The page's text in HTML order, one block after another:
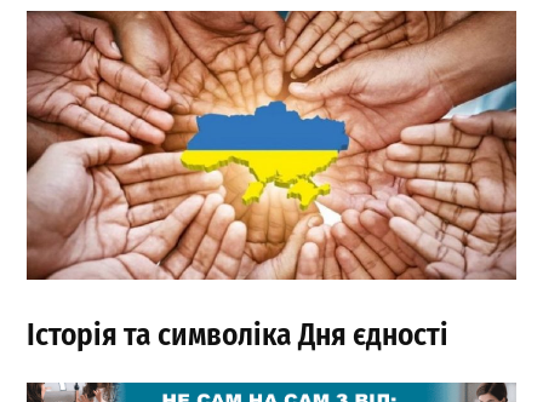
Історія та символіка Дня єдності